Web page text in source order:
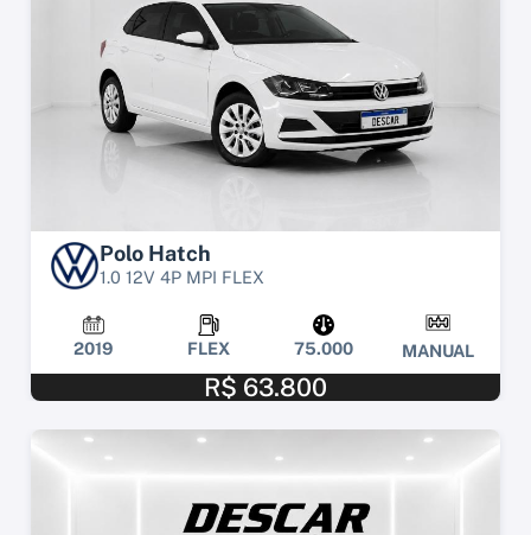
Polo Hatch
1.0 12V 4P MPI FLEX
2019 FLEX 75.000 MANUAL
R$ 63.800